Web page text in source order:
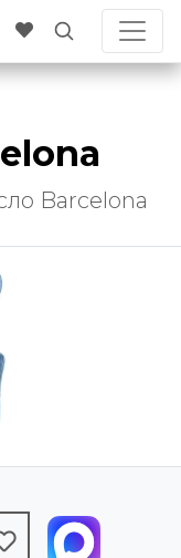
Barcelona